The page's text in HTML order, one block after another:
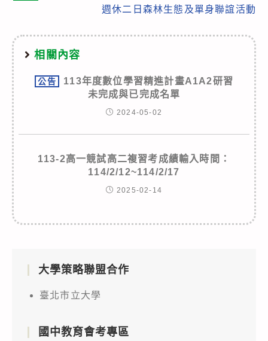
週休二日森林生態及單身聯誼活動
相關內容
公告
113年度數位學習精進計畫A1A2研習
未完成與已完成名單
2024-05-02
113-2高一競試高二複習考成績輸入時間：
114/2/12~114/2/17
2025-02-14
大學策略聯盟合作
臺北市立大學
國中教育會考專區